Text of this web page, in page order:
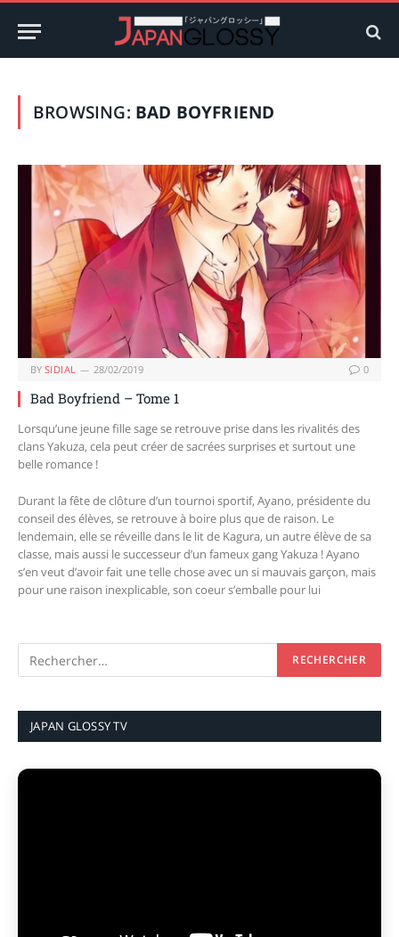
BROWSING: BAD BOYFRIEND
BY SIDIAL 28/02/2019 0
Bad Boyfriend – Tome 1
Lorsqu’une jeune fille sage se retrouve prise dans les rivalités des
clans Yakuza, cela peut créer de sacrées surprises et surtout une
belle romance !
Durant la fête de clôture d’un tournoi sportif, Ayano, présidente du
conseil des élèves, se retrouve à boire plus que de raison. Le
lendemain, elle se réveille dans le lit de Kagura, un autre élève de sa
classe, mais aussi le successeur d’un fameux gang Yakuza ! Ayano
s’en veut d’avoir fait une telle chose avec un si mauvais garçon, mais
pour une raison inexplicable, son coeur s’emballe pour lui
JAPAN GLOSSY TV